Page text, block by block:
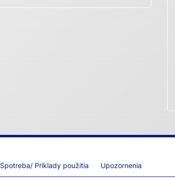
Spotreba/ Príklady použitia Upozornenia